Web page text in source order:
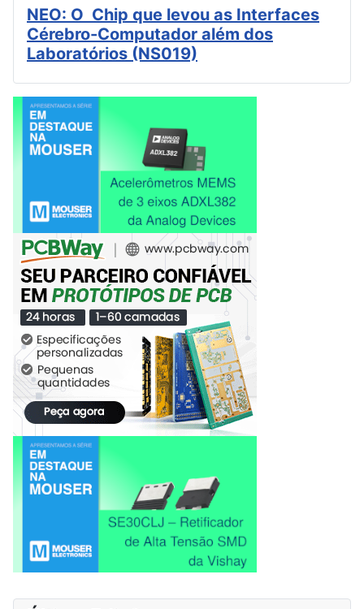
NEO: O Chip que levou as Interfaces
Cérebro-Computador além dos
Laboratórios (NS019)